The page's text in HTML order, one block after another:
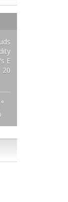
E
20
°